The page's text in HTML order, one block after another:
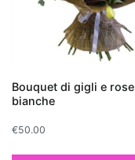
Bouquet di gigli e rose
bianche
€50.00